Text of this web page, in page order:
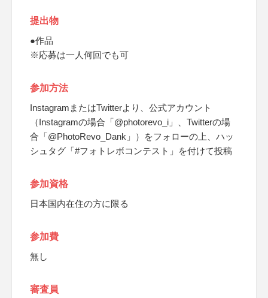
提出物
●作品
※応募は一人何回でも可
参加方法
InstagramまたはTwitterより、公式アカウント
（Instagramの場合「@photorevo_i」、Twitterの場
合「@PhotoRevo_Dank」）をフォローの上、ハッ
シュタグ「#フォトレボコンテスト」を付けて投稿
参加資格
日本国内在住の方に限る
参加費
無し
審査員